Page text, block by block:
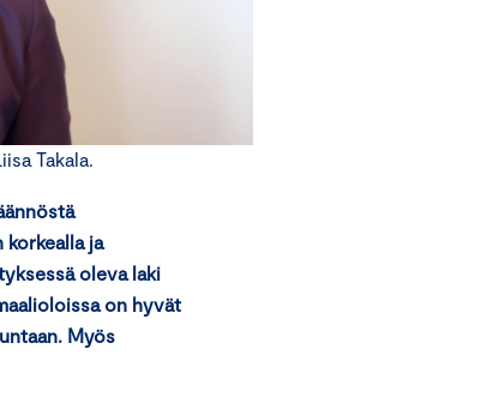
Takala.
ja
oleva laki
on hyvät
Myös